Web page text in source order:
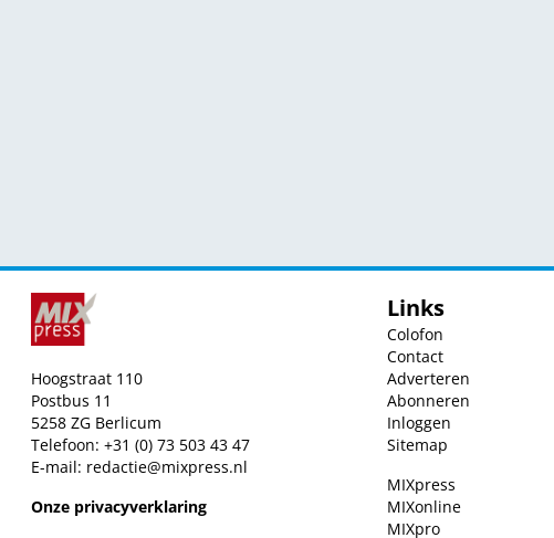
Hoogstraat 110
Postbus 11
5258 ZG Berlicum
Telefoon: +31 (0) 73 503 43 47
E-mail: redactie@mixpress.nl
Onze privacyverklaring
Links
Colofon
Contact
Adverteren
Abonneren
Inloggen
Sitemap
MIXpress
MIXonline
MIXpro